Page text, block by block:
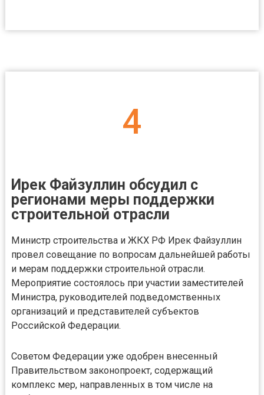
4
Ирек Файзуллин обсудил с
регионами меры поддержки
строительной отрасли
Министр строительства и ЖКХ РФ Ирек Файзуллин
провел совещание по вопросам дальнейшей работы
и мерам поддержки строительной отрасли.
Мероприятие состоялось при участии заместителей
Министра, руководителей подведомственных
организаций и представителей субъектов
Российской Федерации.
Советом Федерации уже одобрен внесенный
Правительством законопроект, содержащий
комплекс мер, направленных в том числе на